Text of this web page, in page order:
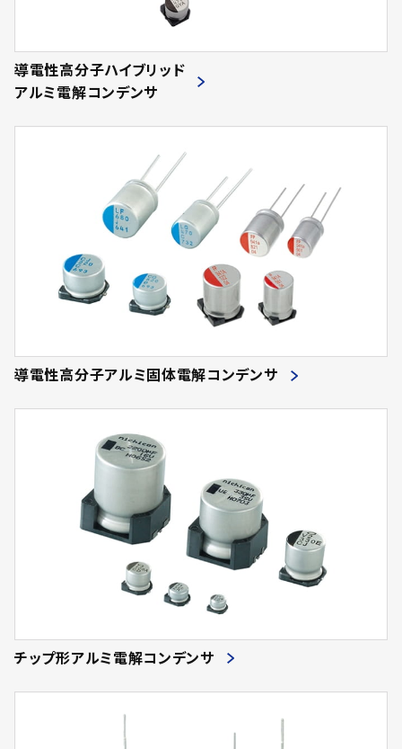
導電性高分子ハイブリッド
アルミ電解コンデンサ
導電性高分子アルミ固体電解コンデンサ
チップ形アルミ電解コンデンサ